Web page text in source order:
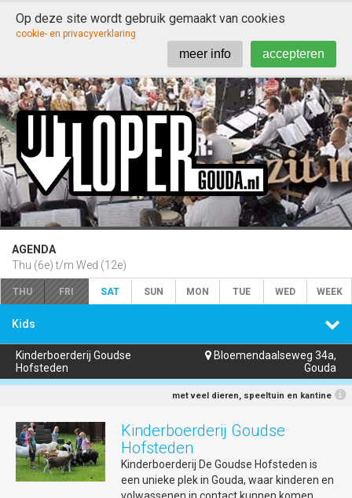
Op deze site wordt gebruik gemaakt van cookies
cookie- en privacyverklaring
accepteren
meer info
THU FRI SAT SUN MON TUE WED WEEK
AGENDA
Thu (6e) t/m Wed (12e)

Kids
Kinderboerderij Goudse
Hofsteden
 Bloemendaalseweg 34a,
Gouda
met veel dieren, speeltuin en kantine
Kinderboerderij Goudse
Hofsteden
Kinderboerderij De Goudse Hofsteden is
een unieke plek in Gouda, waar kinderen en